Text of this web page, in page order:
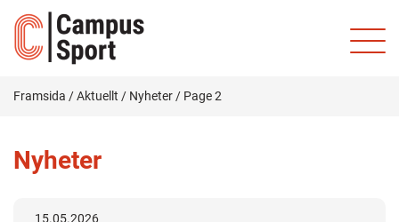
Framsida /Aktuellt / Nyheter / Page 2
Nyheter
15.05.2026